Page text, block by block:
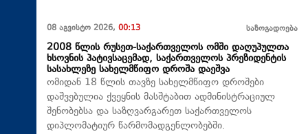
08 აგვისტო 2026, 00:13 საზოგადოება
2008 წლის რუსეთ-საქართველოს ომში დაღუპულთა
ხსოვნის პატივსაცემად, საქართველოს პრეზიდენტის
სასახლეზე სახელმწიფო დროშა დაეშვა
ომიდან 18 წლის თავზე სახელმწიფო დროშები
დაშვებულია ქვეყნის მასშტაბით ადმინისტრაციულ
შენობებსა და საზღვარგარეთ საქართველოს
დიპლომატიურ წარმომადგენლობებში.